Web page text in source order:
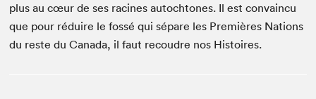
plus au cœur de ses racines autochtones. Il est convaincu
que pour réduire le fossé qui sépare les Premières Nations
du reste du Canada, il faut recoudre nos Histoires.